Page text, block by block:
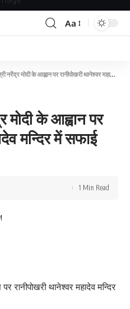
Aa
के आह्वान पर रानीपोखरी थानेश्वर महादेव मन्दिर में सफाई अभियान चलाया
मोदी के आह्वान पर
मन्दिर में सफाई
1 Min Read
रानीपोखरी थानेश्वर महादेव मन्दिर